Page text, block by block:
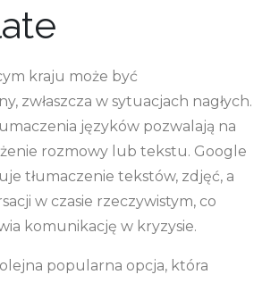
kraju może być
zwłaszcza w sytuacjach nagłych.
języków pozwalają na
rozmowy lub tekstu. Google
tłumaczenie tekstów, zdjęć, a
w czasie rzeczywistym, co
komunikację w kryzysie.
popularna opcja, która